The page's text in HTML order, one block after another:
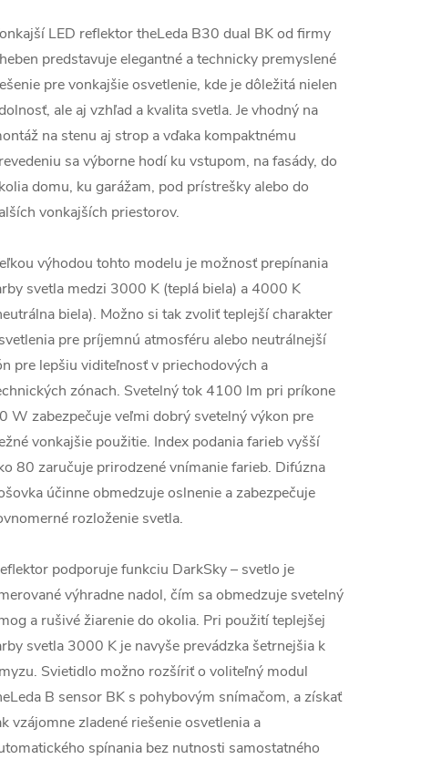
LED reflektor theLeda B30 dual BK od firmy
predstavuje elegantné a technicky premyslené
pre vonkajšie osvetlenie, kde je dôležitá nielen
ale aj vzhľad a kvalita svetla. Je vhodný na
na stenu aj strop a vďaka kompaktnému
sa výborne hodí ku vstupom, na fasády, do
domu, ku garážam, pod prístrešky alebo do
vonkajších priestorov.
výhodou tohto modelu je možnosť prepínania
svetla medzi 3000 K (teplá biela) a 4000 K
biela). Možno si tak zvoliť teplejší charakter
pre príjemnú atmosféru alebo neutrálnejší
pre lepšiu viditeľnosť v priechodových a
zónach. Svetelný tok 4100 lm pri príkone
W zabezpečuje veľmi dobrý svetelný výkon pre
vonkajšie použitie. Index podania farieb vyšší
80 zaručuje prirodzené vnímanie farieb. Difúzna
účinne obmedzuje oslnenie a zabezpečuje
rozloženie svetla.
podporuje funkciu DarkSky – svetlo je
výhradne nadol, čím sa obmedzuje svetelný
a rušivé žiarenie do okolia. Pri použití teplejšej
svetla 3000 K je navyše prevádzka šetrnejšia k
Svietidlo možno rozšíriť o voliteľný modul
B sensor BK s pohybovým snímačom, a získať
vzájomne zladené riešenie osvetlenia a
spínania bez nutnosti samostatného